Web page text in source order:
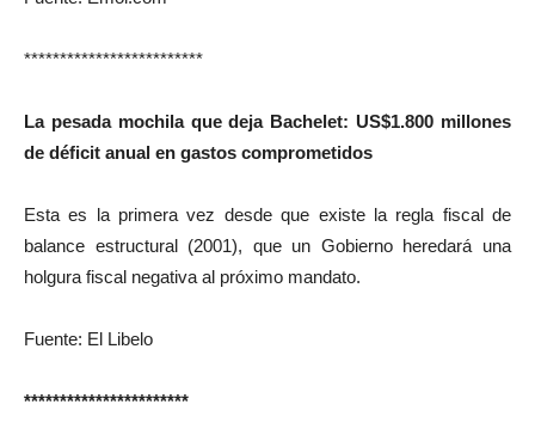
*************************
La pesada mochila que deja Bachelet: US$1.800 millones
de déficit anual en gastos comprometidos
Esta es la primera vez desde que existe la regla fiscal de
balance estructural (2001), que un Gobierno heredará una
holgura fiscal negativa al próximo mandato.
Fuente: El Libelo
***********************